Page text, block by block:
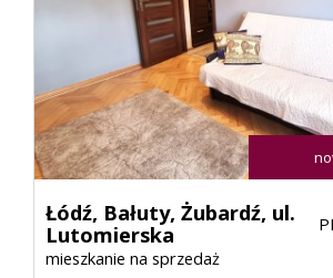
Łódź, Bałuty, Żubardź, ul.
Lutomierska
mieszkanie na sprzedaż